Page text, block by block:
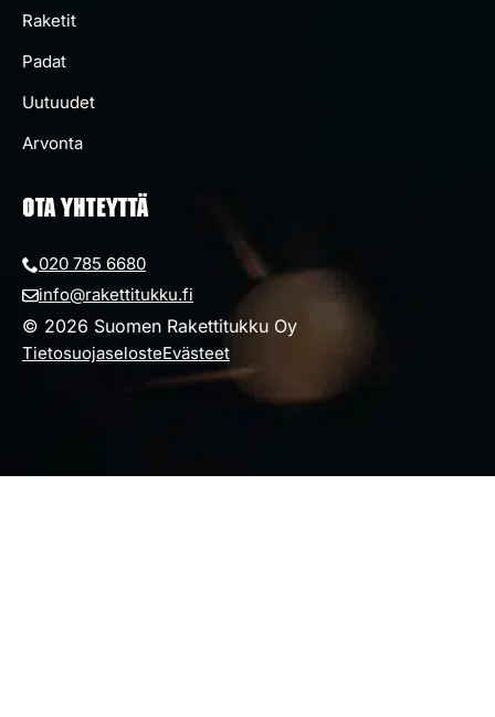
© 2026 Suomen Rakettitukku Oy
TietosuojaselosteEvästeet
Raketit
Padat
Uutuudet
Arvonta
OTA YHTEYTTÄ
020 785 6680
info@rakettitukku.fi